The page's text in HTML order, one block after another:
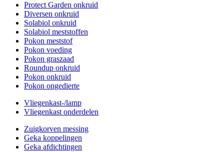
Protect Garden onkruid
Diversen onkruid
Solabiol onkruid
Solabiol meststoffen
Pokon meststof
Pokon voeding
Pokon graszaad
Roundup onkruid
Pokon onkruid
Pokon ongedierte
Vliegenkast-/lamp
Vliegenkast onderdelen
Zuigkorven messing
Geka koppelingen
Geka afdichtingen